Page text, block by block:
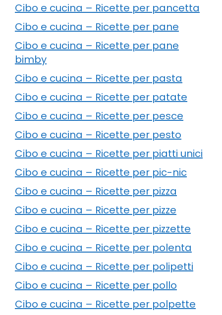
Cibo e cucina – Ricette per pancetta
Cibo e cucina – Ricette per pane
Cibo e cucina – Ricette per pane
bimby
Cibo e cucina – Ricette per pasta
Cibo e cucina – Ricette per patate
Cibo e cucina – Ricette per pesce
Cibo e cucina – Ricette per pesto
Cibo e cucina – Ricette per piatti unici
Cibo e cucina – Ricette per pic-nic
Cibo e cucina – Ricette per pizza
Cibo e cucina – Ricette per pizze
Cibo e cucina – Ricette per pizzette
Cibo e cucina – Ricette per polenta
Cibo e cucina – Ricette per polipetti
Cibo e cucina – Ricette per pollo
Cibo e cucina – Ricette per polpette